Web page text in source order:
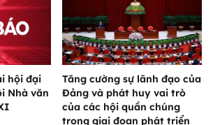
hội đại
Nhà văn
Tăng cường sự lãnh đạo của
Đảng và phát huy vai trò
của các hội quần chúng
trong giai đoạn phát triển